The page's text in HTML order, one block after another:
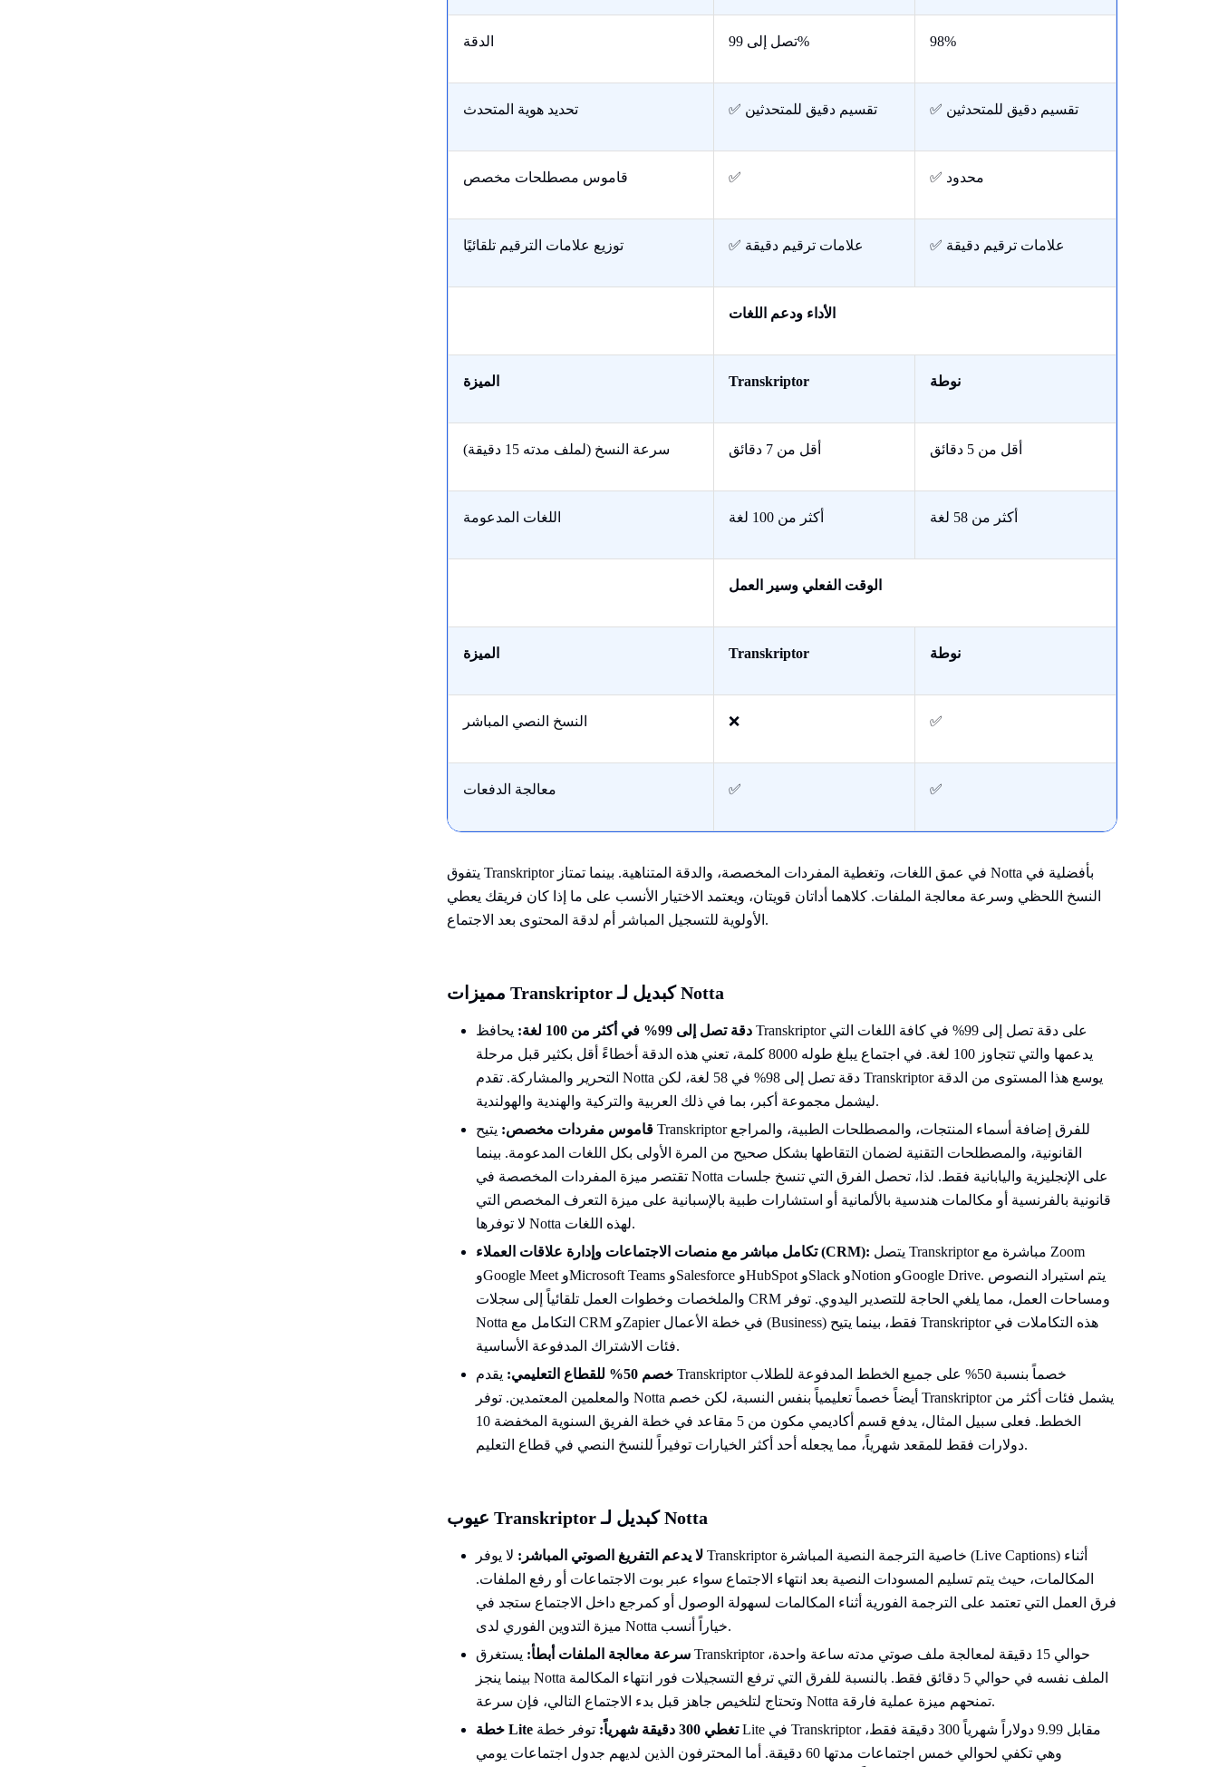
الدقة تصل إلى 99% 98%
تحديد هوية المتحدث ✅ تقسيم دقيق للمتحدثين ✅ تقسيم دقيق للمتحدثين
قاموس مصطلحات مخصص ✅ ✅ محدود
توزيع علامات الترقيم تلقائيًا ✅ علامات ترقيم دقيقة ✅ علامات ترقيم دقيقة
الأداء ودعم اللغات
الميزة Transkriptor نوطة
سرعة النسخ (لملف مدته 15 دقيقة) أقل من 7 دقائق أقل من 5 دقائق
اللغات المدعومة أكثر من 100 لغة أكثر من 58 لغة
الوقت الفعلي وسير العمل
الميزة Transkriptor نوطة
النسخ النصي المباشر ❌ ✅
معالجة الدفعات ✅ ✅
يتفوق Transkriptor في عمق اللغات، وتغطية المفردات المخصصة، والدقة المتناهية. بينما تمتاز Notta بأفضلية في
النسخ اللحظي وسرعة معالجة الملفات. كلاهما أداتان قويتان، ويعتمد الاختيار الأنسب على ما إذا كان فريقك يعطي
الأولوية للتسجيل المباشر أم لدقة المحتوى بعد الاجتماع.
مميزات Transkriptor كبديل لـ Notta
دقة تصل إلى 99% في أكثر من 100 لغة:
يحافظ Transkriptor على دقة تصل إلى 99% في كافة اللغات التي
يدعمها والتي تتجاوز 100 لغة. في اجتماع يبلغ طوله 8000 كلمة، تعني هذه الدقة أخطاءً أقل بكثير قبل مرحلة
التحرير والمشاركة. تقدم Notta دقة تصل إلى 98% في 58 لغة، لكن Transkriptor يوسع هذا المستوى من الدقة
ليشمل مجموعة أكبر، بما في ذلك العربية والتركية والهندية والهولندية.
قاموس مفردات مخصص: يتيح Transkriptor للفرق إضافة أسماء المنتجات، والمصطلحات الطبية، والمراجع
القانونية، والمصطلحات التقنية لضمان التقاطها بشكل صحيح من المرة الأولى بكل اللغات المدعومة. بينما
تقتصر ميزة المفردات المخصصة في Notta على الإنجليزية واليابانية فقط. لذا، تحصل الفرق التي تنسخ جلسات
قانونية بالفرنسية أو مكالمات هندسية بالألمانية أو استشارات طبية بالإسبانية على ميزة التعرف المخصص التي
لا توفرها Notta لهذه اللغات.
تكامل مباشر مع منصات الاجتماعات وإدارة علاقات العملاء (CRM): يتصل Transkriptor مباشرة مع Zoom
وGoogle Meet وMicrosoft Teams وSalesforce وHubSpot وSlack وNotion وGoogle Drive. يتم استيراد النصوص
والملخصات وخطوات العمل تلقائياً إلى سجلات CRM ومساحات العمل، مما يلغي الحاجة للتصدير اليدوي. توفر
Notta التكامل مع CRM وZapier في خطة الأعمال (Business) فقط، بينما يتيح Transkriptor هذه التكاملات في
فئات الاشتراك المدفوعة الأساسية.
خصم 50% للقطاع التعليمي:
يقدم Transkriptor خصماً بنسبة 50% على جميع الخطط المدفوعة للطلاب
والمعلمين المعتمدين. توفر Notta أيضاً خصماً تعليمياً بنفس النسبة، لكن خصم Transkriptor يشمل فئات أكثر من
الخطط. فعلى سبيل المثال، يدفع قسم أكاديمي مكون من 5 مقاعد في خطة الفريق السنوية المخفضة 10
دولارات فقط للمقعد شهرياً، مما يجعله أحد أكثر الخيارات توفيراً للنسخ النصي في قطاع التعليم.
عيوب Transkriptor كبديل لـ Notta
لا يدعم التفريغ الصوتي المباشر: لا يوفر Transkriptor خاصية الترجمة النصية المباشرة (Live Captions) أثناء
المكالمات، حيث يتم تسليم المسودات النصية بعد انتهاء الاجتماع سواء عبر بوت الاجتماعات أو رفع الملفات.
فرق العمل التي تعتمد على الترجمة الفورية أثناء المكالمات لسهولة الوصول أو كمرجع داخل الاجتماع ستجد في
ميزة التدوين الفوري لدى Notta خياراً أنسب.
سرعة معالجة الملفات أبطأ: يستغرق Transkriptor حوالي 15 دقيقة لمعالجة ملف صوتي مدته ساعة واحدة،
بينما ينجز Notta الملف نفسه في حوالي 5 دقائق فقط. بالنسبة للفرق التي ترفع التسجيلات فور انتهاء المكالمة
وتحتاج لتلخيص جاهز قبل بدء الاجتماع التالي، فإن سرعة Notta تمنحهم ميزة عملية فارقة.
خطة Lite تغطي 300 دقيقة شهرياً:
توفر خطة Lite في Transkriptor مقابل 9.99 دولاراً شهرياً 300 دقيقة فقط،
وهي تكفي لحوالي خمس اجتماعات مدتها 60 دقيقة. أما المحترفون الذين لديهم جدول اجتماعات يومي